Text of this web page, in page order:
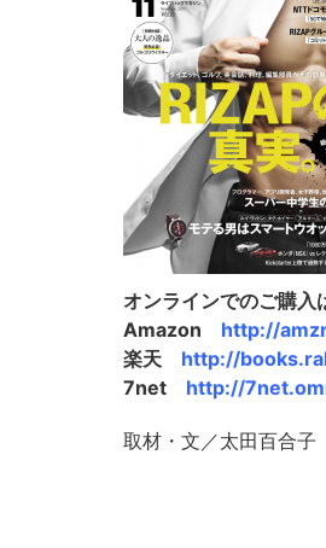
オンラインでのご購入
Amazon http://
楽天 http://
7net http://
取材・文／太田百合